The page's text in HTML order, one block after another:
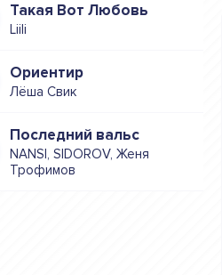
Такая Вот Любовь
Liili
Ориентир
Лёша Свик
Последний вальс
NANSI, SIDOROV, Женя
Трофимов